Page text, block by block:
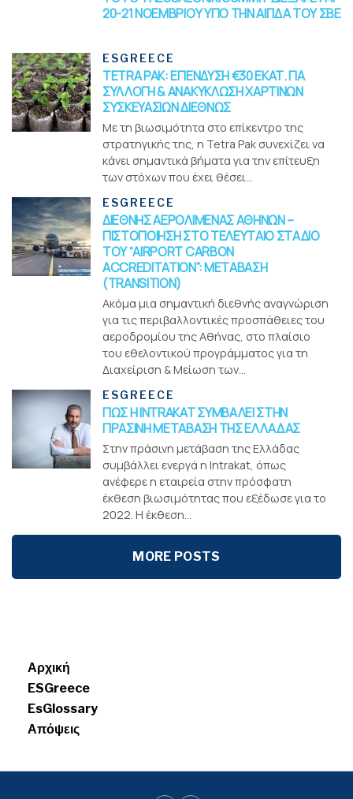
20-21 ΝΟΕΜΒΡΙΟΥ ΥΠΟ ΤΗΝ ΑΙΓΙΔΑ ΤΟΥ ΣΒΕ
ESGREECE
TETRA PAK: ΕΠΕΝΔΥΣΗ €30 ΕΚΑΤ. ΓΙΑ
ΣΥΛΛΟΓΗ & ΑΝΑΚΥΚΛΩΣΗ ΧΑΡΤΙΝΩΝ
ΣΥΣΚΕΥΑΣΙΩΝ ΔΙΕΘΝΩΣ
Με τη βιωσιμότητα στο επίκεντρο της
στρατηγικής της, η Tetra Pak συνεχίζει να
κάνει σημαντικά βήματα για την επίτευξη
των στόχων που έχει θέσει...
ESGREECE
ΔΙΕΘΝΗΣ ΑΕΡΟΛΙΜΕΝΑΣ ΑΘΗΝΩΝ –
ΠΙΣΤΟΠΟΙΗΣΗ ΣΤΟ ΤΕΛΕΥΤΑΙΟ ΣΤΑΔΙΟ
ΤΟΥ “AIRPORT CARBON
ACCREDITATION”: ΜΕΤΑΒΑΣΗ
(TRANSITION)
Ακόμα μια σημαντική διεθνής αναγνώριση
για τις περιβαλλοντικές προσπάθειες του
αεροδρομίου της Αθήνας, στο πλαίσιο
του εθελοντικού προγράμματος για τη
Διαχείριση & Μείωση των...
ESGREECE
ΠΩΣ Η INTRAKAT ΣΥΜΒΑΛΕΙ ΣΤΗΝ
ΠΡΑΣΙΝΗ ΜΕΤΑΒΑΣΗ ΤΗΣ ΕΛΛΑΔΑΣ
Στην πράσινη μετάβαση της Ελλάδας
συμβάλλει ενεργά η Intrakat, όπως
ανέφερε η εταιρεία στην πρόσφατη
έκθεση βιωσιμότητας που εξέδωσε για το
2022. Η έκθεση...
MORE POSTS
Αρχική
ESGreece
EsGlossary
Απόψεις